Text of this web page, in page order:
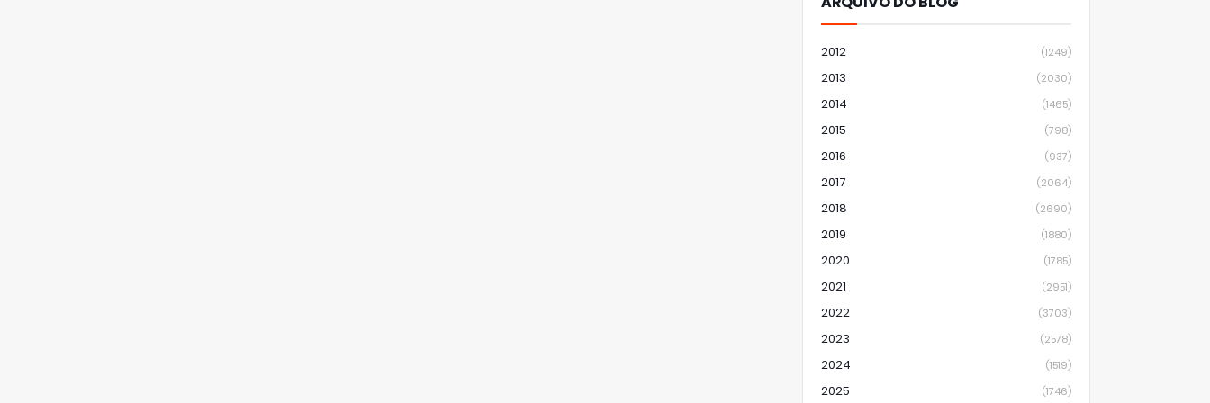
2012 (1249)
2013 (2030)
2014 (1465)
2015 (798)
2016 (937)
2017 (2064)
2018 (2690)
2019 (1880)
2020 (1785)
2021 (2951)
2022 (3703)
2023 (2578)
2024 (1519)
2025 (1746)